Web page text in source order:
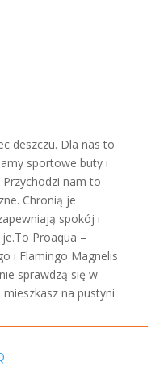
deszczu. Dla nas to
sportowe buty i
nam to
Chronią je
spokój i
Proaqua –
i Flamingo Magnelis
sprawdzą się w
na pustyni